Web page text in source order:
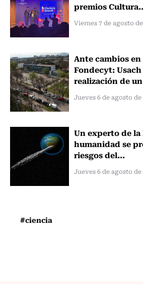
premios
Viernes 7 de agosto
Ante cambios en
Fondecyt:
realización de
Jueves 6 de agosto de
Un experto de la
humanidad se
riesgos del...
Jueves 6 de agosto de
#ciencia